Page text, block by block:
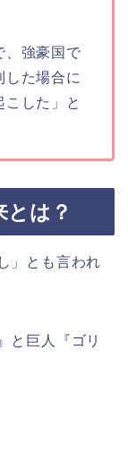
、強豪国で
した場合に
こした」と
は？
」とも言われ
と巨人『ゴリ